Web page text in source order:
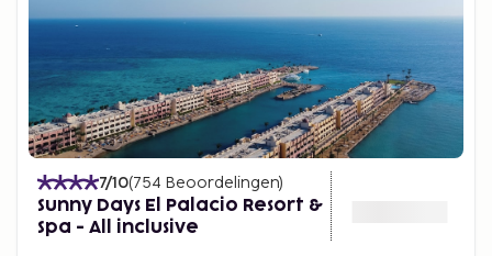
7/10(754 Beoordelingen)
Sunny Days El Palacio Resort &
Spa - All inclusive